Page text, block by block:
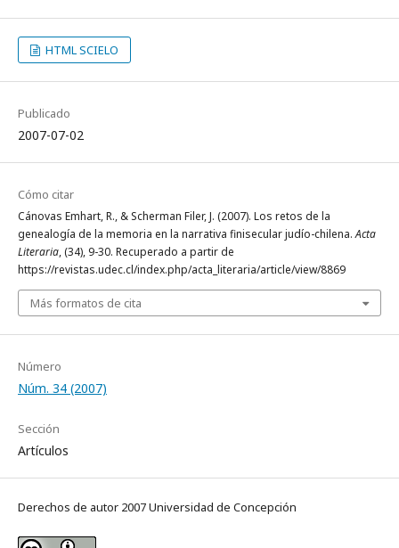
HTML SCIELO
Publicado
2007-07-02
Cómo citar
Cánovas Emhart, R., & Scherman Filer, J. (2007). Los retos de la
genealogía de la memoria en la narrativa finisecular judío-chilena.Acta
Literaria, (34), 9-30. Recuperado a partir de
https://revistas.udec.cl/index.php/acta_literaria/article/view/8869
Más formatos de cita
Número
Núm. 34 (2007)
Sección
Artículos
Derechos de autor 2007 Universidad de Concepción